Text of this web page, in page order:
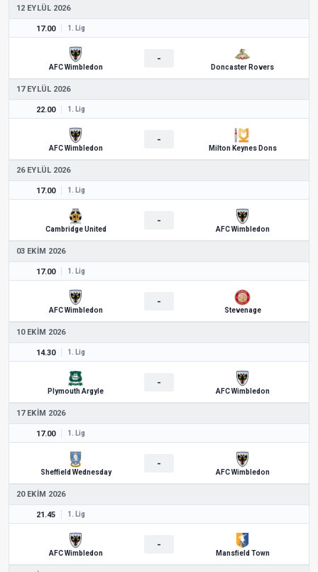
12 EYLÜL 2026
17.00 1. Lig
AFC Wimbledon
-
Doncaster Rovers
17 EYLÜL 2026
22.00 1. Lig
AFC Wimbledon
-
Milton Keynes Dons
26 EYLÜL 2026
17.00 1. Lig
Cambridge United
-
AFC Wimbledon
03 EKIM 2026
17.00 1. Lig
AFC Wimbledon
-
Stevenage
10 EKIM 2026
14.30 1. Lig
Plymouth Argyle
-
AFC Wimbledon
17 EKIM 2026
17.00 1. Lig
Sheffield Wednesday
-
AFC Wimbledon
20 EKIM 2026
21.45 1. Lig
AFC Wimbledon
-
Mansfield Town